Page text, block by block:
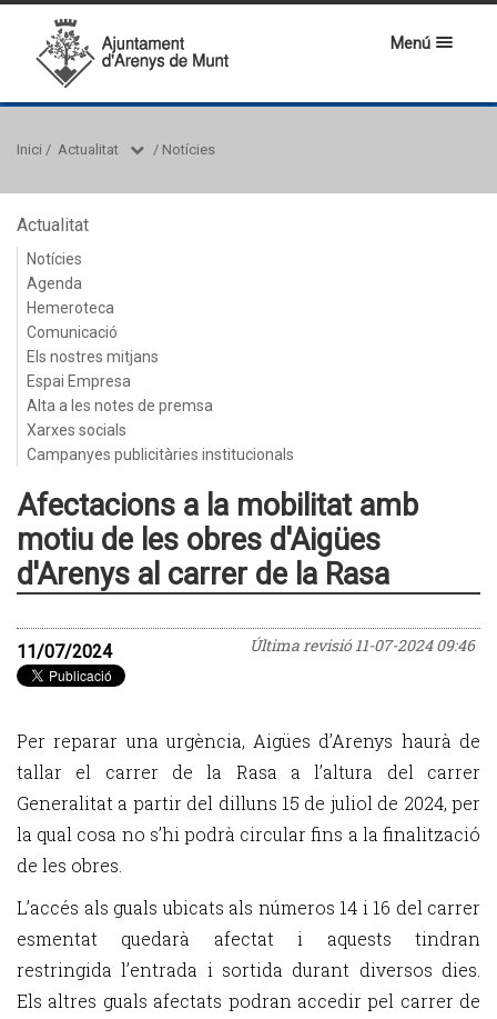
Menú
Inici / Actualitat / Notícies
Actualitat
Notícies
Agenda
Hemeroteca
Comunicació
Els nostres mitjans
Espai Empresa
Alta a les notes de premsa
Xarxes socials
Campanyes publicitàries institucionals
Afectacions a la mobilitat amb
motiu de les obres d'Aigües
d'Arenys al carrer de la Rasa
Última revisió11-07-2024 09:46
11/07/2024
Per reparar una urgència, Aigües d’Arenys haurà de
tallar el carrer de la Rasa a l’altura del carrer
Generalitat a partir del dilluns 15 de juliol de 2024, per
la qual cosa no s’hi podrà circular fins a la finalització
de les obres.
L’accés als guals ubicats als números 14 i 16 del carrer
esmentat quedarà afectat i aquests tindran
restringida l’entrada i sortida durant diversos dies.
Els altres guals afectats podran accedir pel carrer de